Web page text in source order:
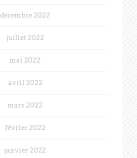
décembre 2022
juillet 2022
mai 2022
avril 2022
mars 2022
février 2022
janvier 2022